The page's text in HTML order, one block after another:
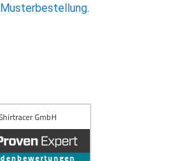
Musterbestellung.